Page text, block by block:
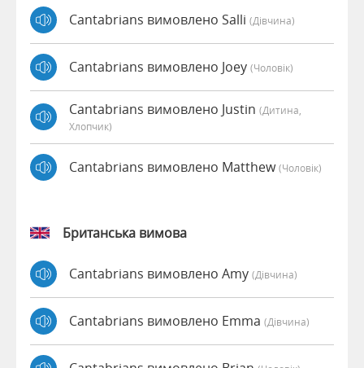
Cantabrians вимовлено Salli (дівчина)
Cantabrians вимовлено Joey (чоловік)
Cantabrians вимовлено Justin (дитина,
Хлопчик)
Cantabrians вимовлено Matthew(чоловік)
Британська вимова
Cantabrians вимовлено Amy (дівчина)
Cantabrians вимовлено Emma (дівчина)